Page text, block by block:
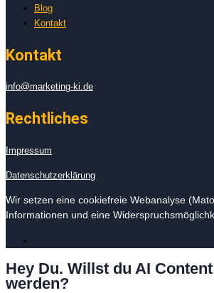
Blog
Kontakt
Kontakt
info@marketing-ki.de
Rechtliches
Impressum
Datenschutzerklärung
Wir setzen eine cookiefreie Webanalyse
Informationen und eine
Hey Du. Willst du AI
werden?